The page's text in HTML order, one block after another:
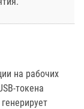
на рабочих
токена